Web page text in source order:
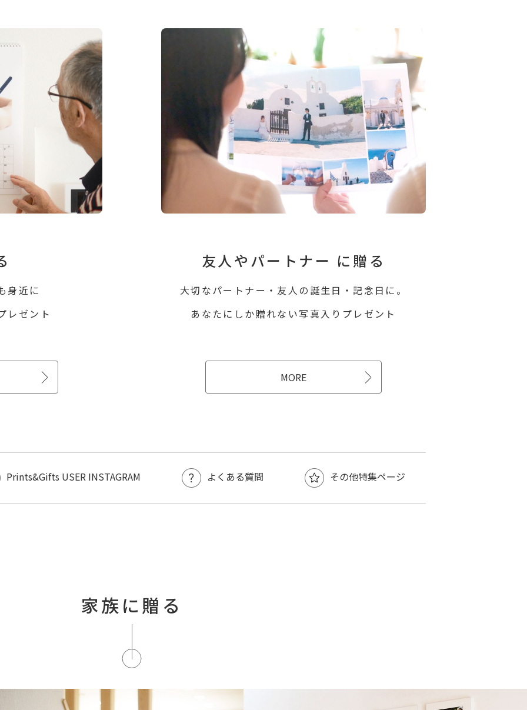
⾝近に
レゼント
友⼈やパートナー に贈る
⼤切なパートナー・友⼈の誕⽣⽇・記念⽇に。
あなたにしか贈れない写真⼊りプレゼント
MORE
Prints&Gifts USER INSTAGRAM よくある質問 その他特集ページ
家族に贈る